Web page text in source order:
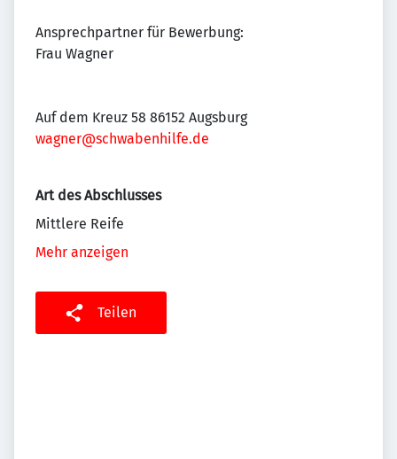
Ansprechpartner für Bewerbung:
Frau Wagner
Auf dem Kreuz 58 86152 Augsburg
wagner@schwabenhilfe.de
Art des Abschlusses
Mittlere Reife
Mehr anzeigen
Teilen